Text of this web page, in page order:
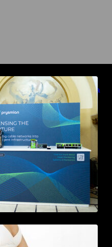
la COMM26 tehnologii de
Energy pentru monitorizarea
critice
generează o scădere
la 22,6% la femei în